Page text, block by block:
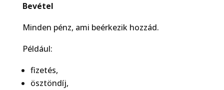
Bevétel
Minden pénz, ami beérkezik hozzád.
Például:
fizetés,
ösztöndíj,